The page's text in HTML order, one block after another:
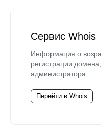
Сервис Whois
Информация о
регистрации
администратора.
Перейти в Whois